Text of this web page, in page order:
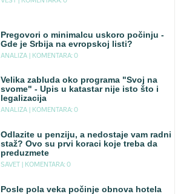
Pregovori o minimalcu uskoro počinju -
Gde je Srbija na evropskoj listi?
ANALIZA | KOMENTARA: 0
Velika zabluda oko programa "Svoj na
svome" - Upis u katastar nije isto što i
legalizacija
ANALIZA | KOMENTARA: 0
Odlazite u penziju, a nedostaje vam radni
staž? Ovo su prvi koraci koje treba da
preduzmete
SAVET | KOMENTARA: 0
Posle pola veka počinje obnova hotela